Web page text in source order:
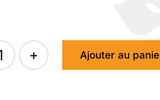
quantité
Ajouter au